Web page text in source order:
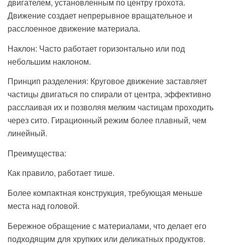
Движение создает непрерывное вращательное и
расслоенное движение материала.
Наклон: Часто работает горизонтально или под
небольшим наклоном.
Принцип разделения: Круговое движение заставляет
частицы двигаться по спирали от центра, эффективно
расслаивая их и позволяя мелким частицам проходить
через сито. Гирационный режим более плавный, чем
линейный.
Преимущества:
Как правило, работает тише.
Более компактная конструкция, требующая меньше
места над головой.
Бережное обращение с материалами, что делает его
подходящим для хрупких или деликатных продуктов.